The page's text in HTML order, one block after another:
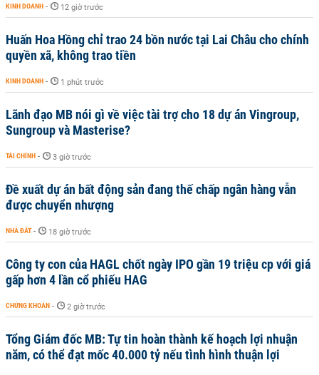
KINH DOANH - 12 giờ trước
Huấn Hoa Hồng chỉ trao 24 bồn nước tại Lai Châu cho chính
quyền xã, không trao tiền
KINH DOANH - 1 phút trước
Lãnh đạo MB nói gì về việc tài trợ cho 18 dự án Vingroup,
Sungroup và Masterise?
TÀI CHÍNH - 3 giờ trước
Đề xuất dự án bất động sản đang thế chấp ngân hàng vẫn
được chuyển nhượng
NHÀ ĐẤT - 18 giờ trước
Công ty con của HAGL chốt ngày IPO gần 19 triệu cp với giá
gấp hơn 4 lần cổ phiếu HAG
CHỨNG KHOÁN - 2 giờ trước
Tổng Giám đốc MB: Tự tin hoàn thành kế hoạch lợi nhuận
năm, có thể đạt mốc 40.000 tỷ nếu tình hình thuận lợi